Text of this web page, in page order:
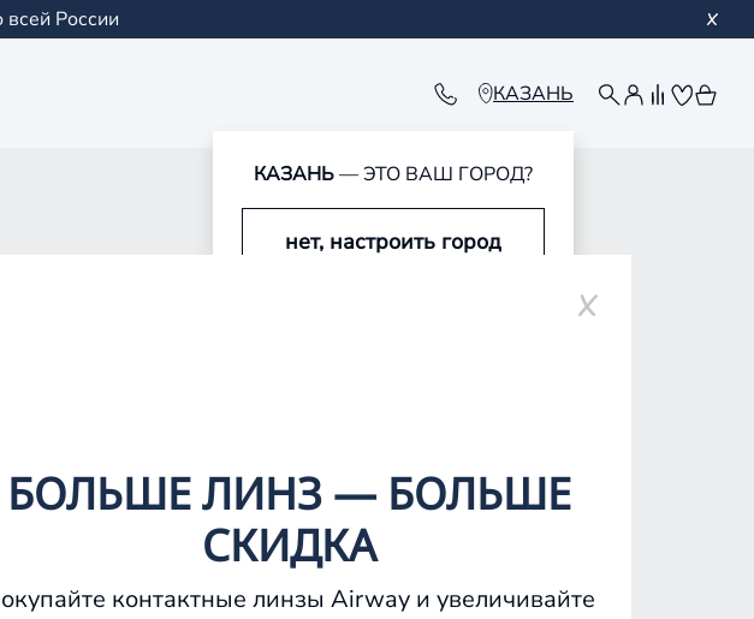
России
КАЗАНЬ
КАЗАНЬ— ЭТО ВАШ ГОРОД?
нет, настроить город
БОЛЬШЕ ЛИНЗ — БОЛЬШЕ
СКИДКА
контактные линзы Airway и увеличивайте